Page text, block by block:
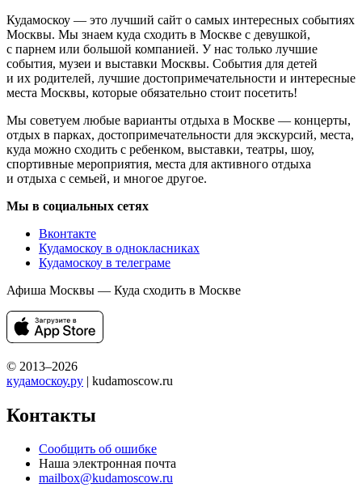
Кудамоскоу — это лучший сайт о самых интересных событиях
Москвы. Мы знаем куда сходить в Москве с девушкой,
с парнем или большой компанией. У нас только лучшие
события, музеи и выставки Москвы. События для детей
и их родителей, лучшие достопримечательности и интересные
места Москвы, которые обязательно стоит посетить!
Мы советуем любые варианты отдыха в Москве — концерты,
отдых в парках, достопримечательности для экскурсий, места,
куда можно сходить с ребенком, выставки, театры, шоу,
спортивные мероприятия, места для активного отдыха
и отдыха с семьей, и многое другое.
Мы в социальных сетях
Вконтакте
Кудамоскоу в однокласниках
Кудамоскоу в телеграме
Афиша Москвы — Куда сходить в Москве
© 2013–2026
кудамоскоу.ру | kudamoscow.ru
Контакты
Сообщить об ошибке
Наша электронная почта
mailbox@kudamoscow.ru